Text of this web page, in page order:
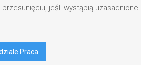
jeśli wystąpią uzasadnione
Praca